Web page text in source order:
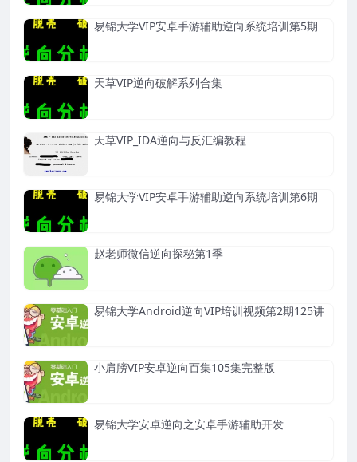
易锦大学VIP安卓手游辅助逆向系统培训第5期
天草VIP逆向破解系列合集
天草VIP_IDA逆向与反汇编教程
易锦大学VIP安卓手游辅助逆向系统培训第6期
赵老师微信逆向探秘第1季
易锦大学Android逆向VIP培训视频第2期125讲
小肩膀VIP安卓逆向百集105集完整版
易锦大学安卓逆向之安卓手游辅助开发